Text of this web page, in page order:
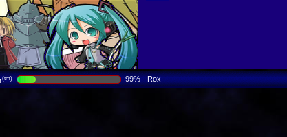
(tm) 99% - Rox